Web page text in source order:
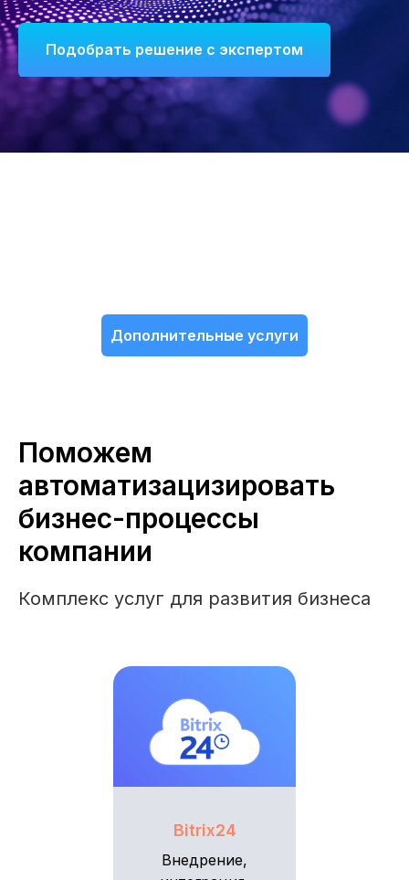
Подобрать решение с экспертом
Дополнительные услуги
Поможем
автоматизацизировать
бизнес-процессы
компании
Комплекс услуг для развития бизнеса
Bitrix24
Внедрение,